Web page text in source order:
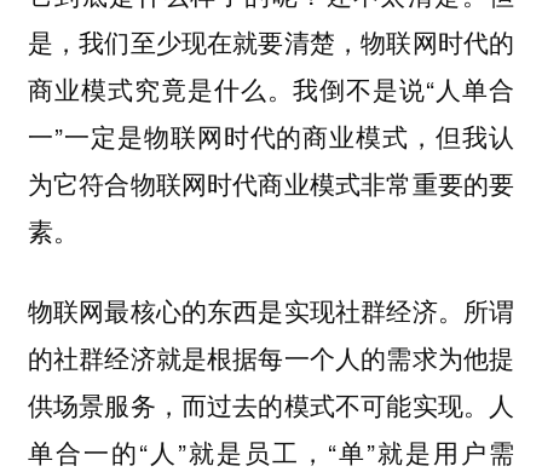
是，我们至少现在就要清楚，物联网时代的
商业模式究竟是什么。我倒不是说“人单合
一”一定是物联网时代的商业模式，但我认
为它符合物联网时代商业模式非常重要的要
素。
物联网最核心的东西是实现社群经济。所谓
的社群经济就是根据每一个人的需求为他提
供场景服务，而过去的模式不可能实现。人
单合一的“人”就是员工，“单”就是用户需